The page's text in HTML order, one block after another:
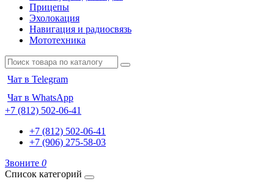
Прицепы
Эхолокация
Навигация и радиосвязь
Мототехника
Чат в Telegram
Чат в WhatsApp
+7 (812) 502-06-41
+7 (812) 502-06-41
+7 (906) 275-58-03
Звоните 0
Список категорий